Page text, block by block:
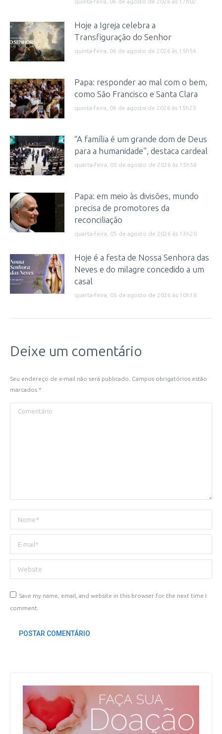
Hoje a Igreja celebra a
Transfiguração do Senhor
quinta-feira, 06 de agosto de 2026 às 15h54
Papa: responder ao mal com o bem,
como São Francisco e Santa Clara
quinta-feira, 06 de agosto de 2026 às 15h25
“A família é um grande dom de Deus
para a humanidade”, destaca cardeal
quarta-feira, 05 de agosto de 2026 às 15h58
Papa: em meio às divisões, mundo
precisa de promotores da
reconciliação
quarta-feira, 05 de agosto de 2026 às 13h20
Hoje é a festa de Nossa Senhora das
Neves e do milagre concedido a um
casal
quarta-feira, 05 de agosto de 2026 às 10h18
Deixe um comentário
Seu endereço de e-mail não será publicado. Campos obrigatórios estão
marcados *
Comentário
Nome *
E-mail *
Website
Save my name, email, and website in this browser for the next time I
comment.
POSTAR COMENTÁRIO